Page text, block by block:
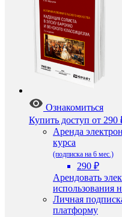
Ознакомиться
Купить доступ от 290
Аренда
курса
(подписка на 6 мес.)
290 ₽
Арендовать
использования
Личная
платформу